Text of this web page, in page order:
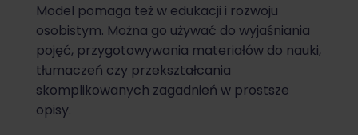
Model pomaga też w edukacji i rozwoju
osobistym. Można go używać do wyjaśniania
pojęć, przygotowywania materiałów do nauki,
tłumaczeń czy przekształcania
skomplikowanych zagadnień w prostsze
opisy.